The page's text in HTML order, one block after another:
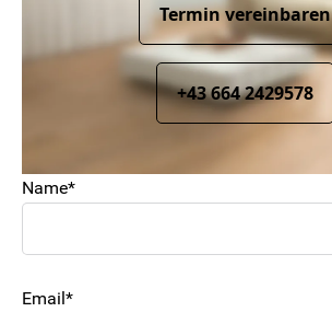
Name*
Email*
Termin vereinbaren
+43 664 2429578